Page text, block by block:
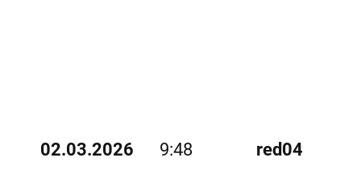
02.03.2026 9:48 red04